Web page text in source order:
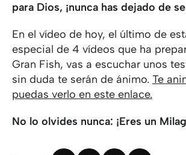
para Dios, ¡nunca has dejado de
En el vídeo de hoy, el último de
especial de 4 vídeos que ha
Gran Fish, vas a escuchar unos
sin duda te serán de ánimo. Te
puedas verlo en este enlace.
No lo olvides nunca: ¡Eres un